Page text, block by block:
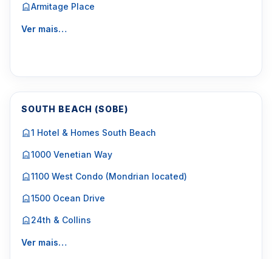
Armitage Place
Ver mais…
SOUTH BEACH (SOBE)
1 Hotel & Homes South Beach
1000 Venetian Way
1100 West Condo (Mondrian located)
1500 Ocean Drive
24th & Collins
Ver mais…